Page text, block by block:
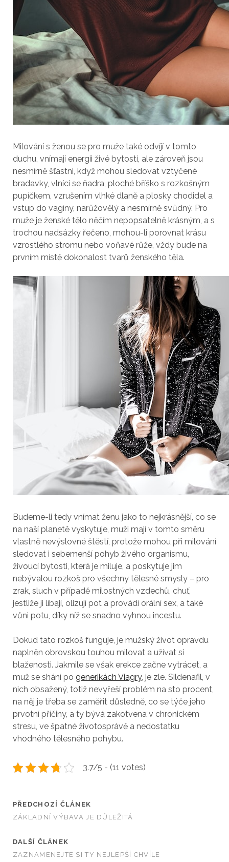
Milování s ženou se pro muže také odvíjí v tomto
duchu, vnímají energii živé bytosti, ale zároveň jsou
nesmírně šťastni, když mohou sledovat vztyčené
bradavky, vlnící se ňadra, ploché bříško s rozkošným
pupíčkem, vzrušením vlhké dlaně a plosky chodidel a
vstup do vagíny, narůžovělý a nesmírně svůdný. Pro
muže je ženské tělo něčím nepopsatelně krásným, a s
trochou nadsázky řečeno, mohou-li porovnat krásu
vzrostlého stromu nebo voňavé růže, vždy bude na
prvním místě dokonalost tvarů ženského těla.
Budeme-li tedy vnímat ženu jako to nejkrásnější, co se
na naší planetě vyskytuje, muži mají v tomto směru
vlastně nevýslovné štěstí, protože mohou při milování
sledovat i sebemenší pohyb živého organismu,
živoucí bytosti, která je miluje, a poskytuje jim
nebývalou rozkoš pro všechny tělesné smysly – pro
zrak, sluch v případě milostných vzdechů, chuť,
jestliže ji líbají, olizují pot a provádí orální sex, a také
vůni potu, díky níž se snadno vyhnou incestu.
Dokud tato rozkoš funguje, je mužský život opravdu
naplněn obrovskou touhou milovat a užívat si
blaženosti. Jakmile se však erekce začne vytrácet, a
muž se shání po generikách Viagry, je zle. Sildenafil, v
nich obsažený, totiž nevyřeší problém na sto procent,
na něj je třeba se zaměřit důsledně, co se týče jeho
prvotní příčiny, a ty bývá zakotvena v chronickém
stresu, ve špatné životosprávě a nedostatku
vhodného tělesného pohybu.
3.7/5 - (11 votes)
PŘEDCHOZÍ ČLÁNEK
ZÁKLADNÍ VÝBAVA JE DŮLEŽITÁ
DALŠÍ ČLÁNEK
ZAZNAMENEJTE SI TY NEJLEPŠÍ CHVÍLE